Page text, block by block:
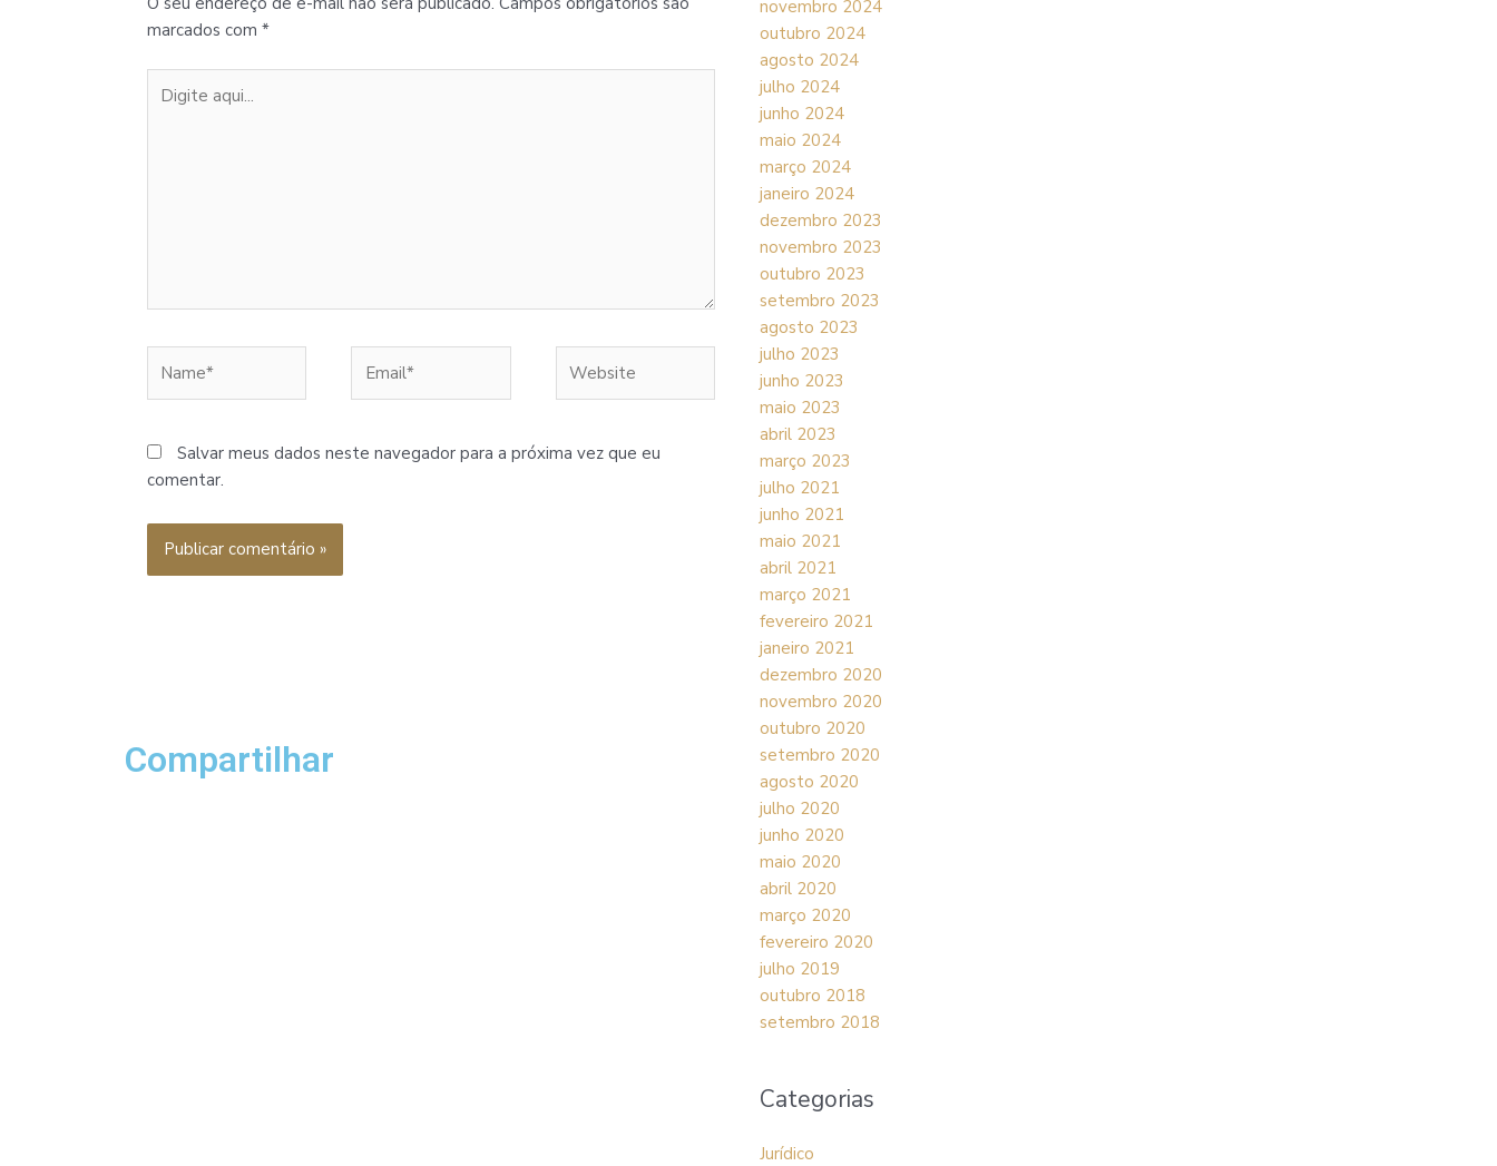
marcados com *
aqui...
Salvar meus dados neste navegador para a próxima vez que eu
comentar.
Compartilhar
novembro 2024
outubro 2024
agosto 2024
julho 2024
junho 2024
maio 2024
março 2024
janeiro 2024
dezembro 2023
novembro 2023
outubro 2023
setembro 2023
agosto 2023
julho 2023
junho 2023
maio 2023
abril 2023
março 2023
julho 2021
junho 2021
maio 2021
abril 2021
março 2021
fevereiro 2021
janeiro 2021
dezembro 2020
novembro 2020
outubro 2020
setembro 2020
agosto 2020
julho 2020
junho 2020
maio 2020
abril 2020
março 2020
fevereiro 2020
julho 2019
outubro 2018
setembro 2018
Categorias
Jurídico